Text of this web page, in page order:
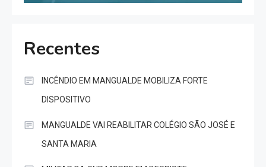
Recentes
INCÊNDIO EM MANGUALDE MOBILIZA FORTE
DISPOSITIVO
MANGUALDE VAI REABILITAR COLÉGIO SÃO JOSÉ E
SANTA MARIA